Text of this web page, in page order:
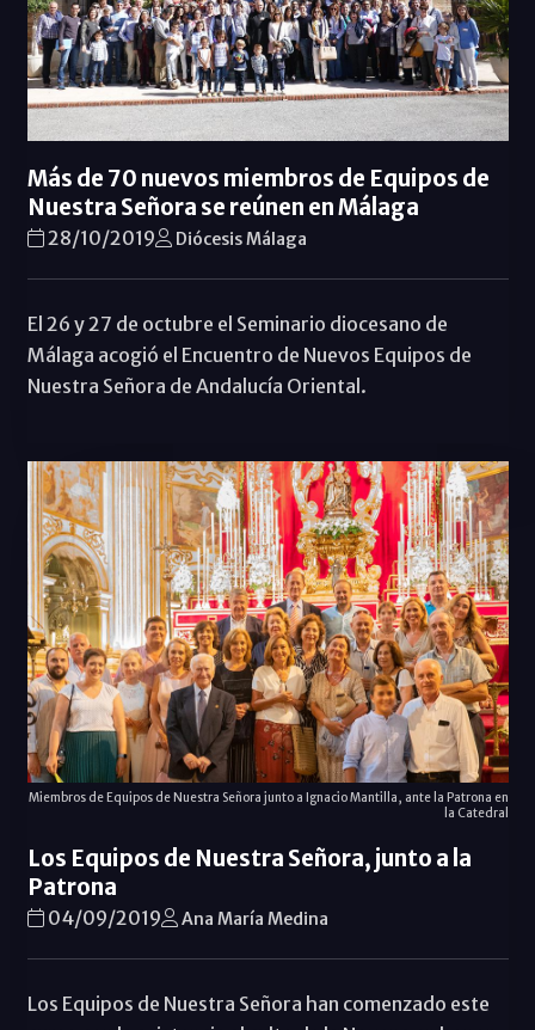
Más de 70 nuevos miembros de Equipos de
Nuestra Señora se reúnen en Málaga
28/10/2019 Diócesis Málaga
El 26 y 27 de octubre el Seminario diocesano de
Málaga acogió el Encuentro de Nuevos Equipos de
Nuestra Señora de Andalucía Oriental.
Miembros de Equipos de Nuestra Señora junto a Ignacio Mantilla, ante la Patrona en
la Catedral
Los Equipos de Nuestra Señora, junto a la
Patrona
04/09/2019 Ana María Medina
Los Equipos de Nuestra Señora han comenzado este